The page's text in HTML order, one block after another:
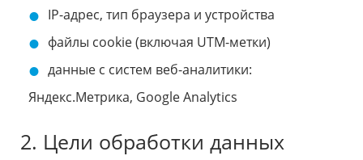
IP-адрес, тип браузера и устройства
файлы cookie (включая UTM-метки)
данные с систем веб-аналитики:
Яндекс.Метрика, Google Analytics
2. Цели обработки данных